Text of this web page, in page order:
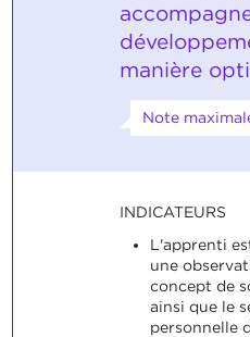
manière
Note
INDICATEURS
L'apprenti
une
concept de
ainsi que le
personnelle